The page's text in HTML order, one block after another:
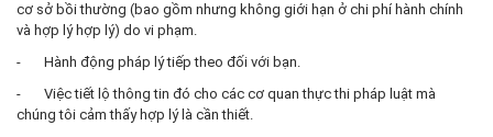
cơ sở bồi thường (bao gồm nhưng không giới hạn ở chi phí hành chính
và hợp lý hợp lý) do vi phạm.
- Hành động pháp lý tiếp theo đối với bạn.
- Việc tiết lộ thông tin đó cho các cơ quan thực thi pháp luật mà
chúng tôi cảm thấy hợp lý là cần thiết.